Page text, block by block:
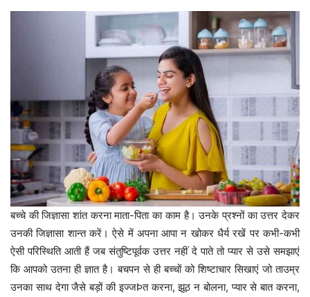
बच्चे की जिज्ञासा शांत करना माता-पिता का काम है। उनके प्रश्नों का उत्तर देकर
उनकी जिज्ञासा शान्त करें। ऐसे में अपना आपा न खोकर धैर्य रखें पर कभी-कभी
ऐसी परिस्थिति आती हैं जब संतुष्टिपूर्वक उत्तर नहीं दे पाते तो प्यार से उसे समझाएं
कि आपको उतना ही ज्ञात है। बचपन से ही बच्चों को शिष्टाचार सिखाएं जो ताउम्र
उनका साथ देगा जैसे बड़ों की इज्जÞत करना, झूठ न बोलना, प्यार से बात करना,